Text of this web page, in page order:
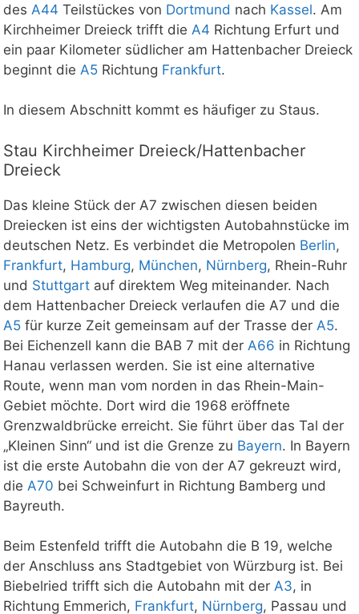
des A44 Teilstückes von Dortmund nach Kassel. Am
Kirchheimer Dreieck trifft die A4 Richtung Erfurt und
ein paar Kilometer südlicher am Hattenbacher Dreieck
beginnt die A5 Richtung Frankfurt.
In diesem Abschnitt kommt es häufiger zu Staus.
Stau Kirchheimer Dreieck/Hattenbacher
Dreieck
Das kleine Stück der A7 zwischen diesen beiden
Dreiecken ist eins der wichtigsten Autobahnstücke im
deutschen Netz. Es verbindet die Metropolen Berlin,
Frankfurt, Hamburg, München, Nürnberg, Rhein-Ruhr
und Stuttgart auf direktem Weg miteinander. Nach
dem Hattenbacher Dreieck verlaufen die A7 und die
A5 für kurze Zeit gemeinsam auf der Trasse der A5.
Bei Eichenzell kann die BAB 7 mit der A66 in Richtung
Hanau verlassen werden. Sie ist eine alternative
Route, wenn man vom norden in das Rhein-Main-
Gebiet möchte. Dort wird die 1968 eröffnete
Grenzwaldbrücke erreicht. Sie führt über das Tal der
„Kleinen Sinn“ und ist die Grenze zu Bayern. In Bayern
ist die erste Autobahn die von der A7 gekreuzt wird,
die A70 bei Schweinfurt in Richtung Bamberg und
Bayreuth.
Beim Estenfeld trifft die Autobahn die B 19, welche
der Anschluss ans Stadtgebiet von Würzburg ist. Bei
Biebelried trifft sich die Autobahn mit der A3, in
Richtung Emmerich, Frankfurt, Nürnberg, Passau und